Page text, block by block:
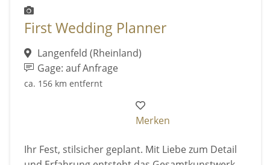
First Wedding Planner
Langenfeld (Rheinland)
Gage: auf Anfrage
ca. 156 km entfernt
Merken
Ihr Fest, stilsicher geplant. Mit Liebe zum Detail